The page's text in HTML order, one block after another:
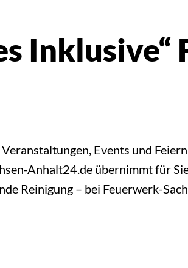
Inklusive“
Events und
Anhalt24.de übernimmt für
Reinigung – bei Feuerwerk-